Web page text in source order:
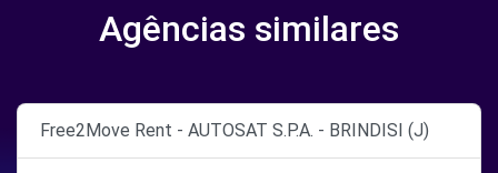
Agências similares
Free2Move Rent - AUTOSAT S.P.A. - BRINDISI (J)